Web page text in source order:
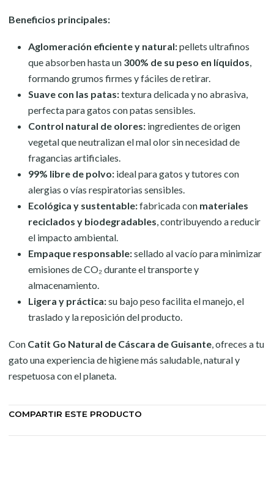
Beneficios principales:
Aglomeración eficiente y natural:pellets ultrafinos
que absorben hasta un 300% de su peso en líquidos,
formando grumos firmes y fáciles de retirar.
Suave con las patas:textura delicada y no abrasiva,
perfecta para gatos con patas sensibles.
Control natural de olores:ingredientes de origen
vegetal que neutralizan el mal olor sin necesidad de
fragancias artificiales.
99% libre de polvo:ideal para gatos y tutores con
alergias o vías respiratorias sensibles.
Ecológica y sustentable:fabricada con materiales
reciclados y biodegradables, contribuyendo a reducir
el impacto ambiental.
Empaque responsable:sellado al vacío para minimizar
emisiones de CO₂ durante el transporte y
almacenamiento.
Ligera y práctica:su bajo peso facilita el manejo, el
traslado y la reposición del producto.
Con Catit Go Natural de Cáscara de Guisante, ofreces a tu
gato una experiencia de higiene más saludable, natural y
respetuosa con el planeta.
COMPARTIR ESTE PRODUCTO